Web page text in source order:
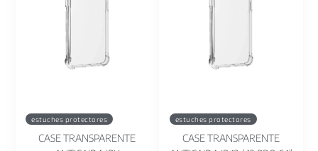
estuches protectores
CASE TRANSPARENTE
estuches protectores
CASE TRANSPARENTE